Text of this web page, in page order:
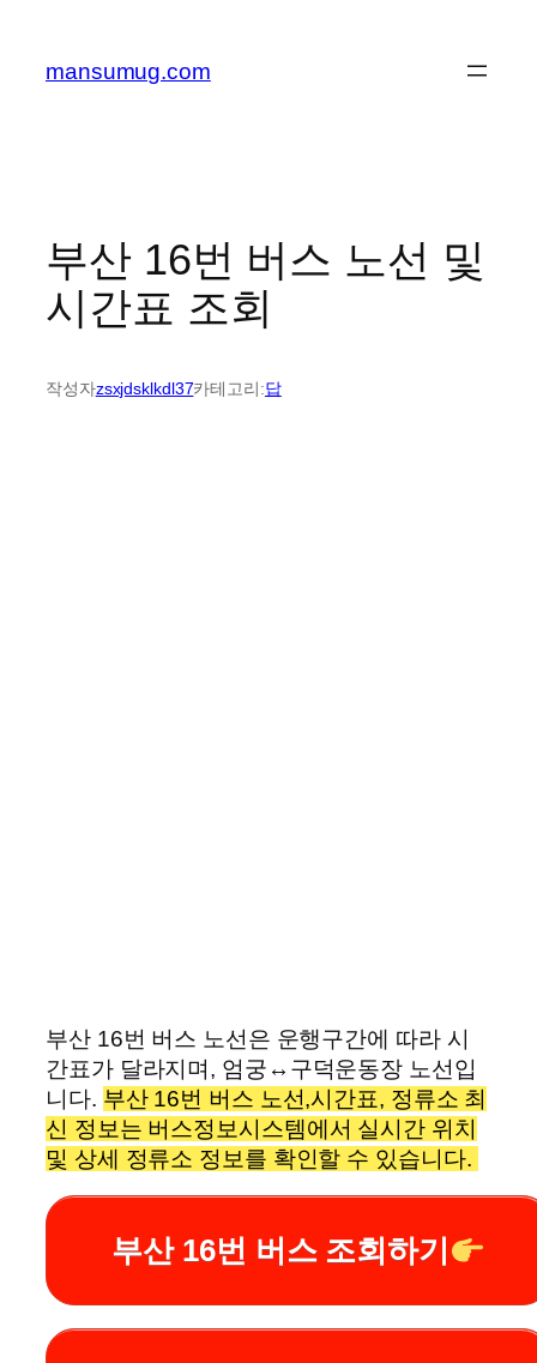
mansumug.com
부산 16번 버스 노선 및
시간표 조회
작성자zsxjdsklkdl37카테고리:답
부산 16번 버스 노선은 운행구간에 따라 시
간표가 달라지며, 엄궁↔구덕운동장 노선입
니다. 부산 16번 버스 노선,시간표, 정류소 최
신 정보는 버스정보시스템에서 실시간 위치
및 상세 정류소 정보를 확인할 수 있습니다.
부산 16번 버스 조회하기